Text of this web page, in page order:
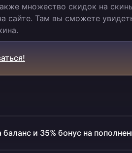
множество скидок на
сайте. Там вы сможете
баланс и 35% бонус на